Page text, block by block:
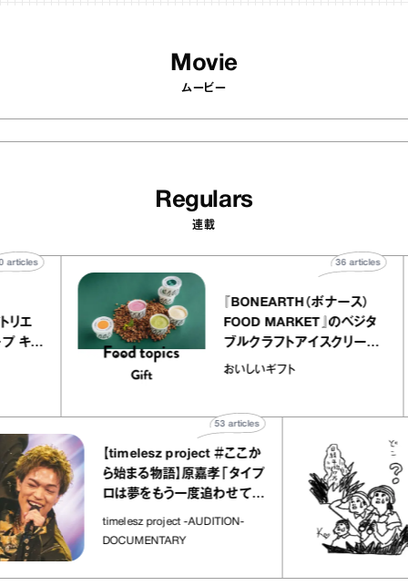
Movie
ムービー
Regulars
連載
ー アトリエ
クレープ キャ
40
『BONEARTH（ボナース）
FOOD MARKET』のベジ
ブルクラフトアイスクリ
｜真野知子の「おいしい
おいしいギフト
36
【timelesz project ＃ここか
ら始まる物語】原嘉孝「タイプ
ロは夢をもう一度追わせてく
れた場所」
timelesz project -AUDITION-
DOCUMENTARY
articles